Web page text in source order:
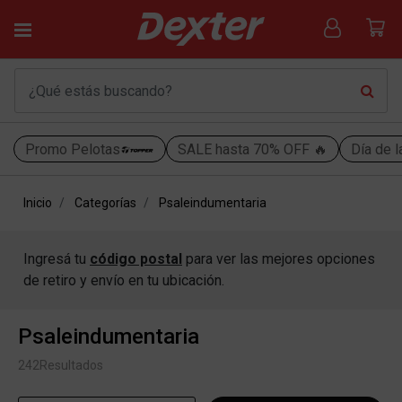
Promo Pelotas SALE hasta 70% OFF 🔥 Día de
Inicio Categorías Psaleindumentaria
Ingresá tu código postal para ver las mejores opciones
de retiro y envío en tu ubicación.
Psaleindumentaria
242Resultados